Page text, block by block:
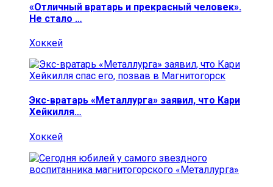
«Отличный вратарь и прекрасный человек».
Не стало …
Хоккей
Экс-вратарь «Металлурга» заявил, что Кари
Хейкилля…
Хоккей